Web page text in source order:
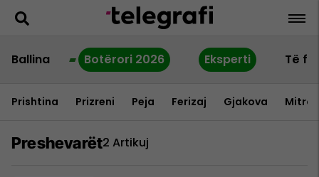
Ballina Botërori 2026 Eksperti Të
Prishtina Prizreni Peja Ferizaj Gjakova
Preshevarët2 Artikuj